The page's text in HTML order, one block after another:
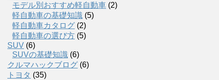
モデル別おすすめ軽自動車 (2)
軽自動車の基礎知識 (5)
軽自動車カタログ (2)
軽自動車の選び方 (5)
SUV (6)
SUVの基礎知識 (6)
クルマハックブログ (6)
トヨタ (35)